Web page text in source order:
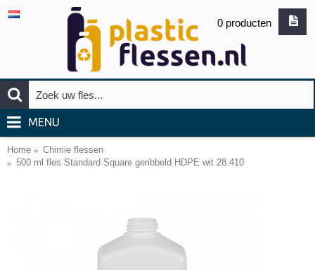
0 producten
MENU
Home
Chimie flessen
500 ml fles Standard Square geribbeld HDPE wit 28.410